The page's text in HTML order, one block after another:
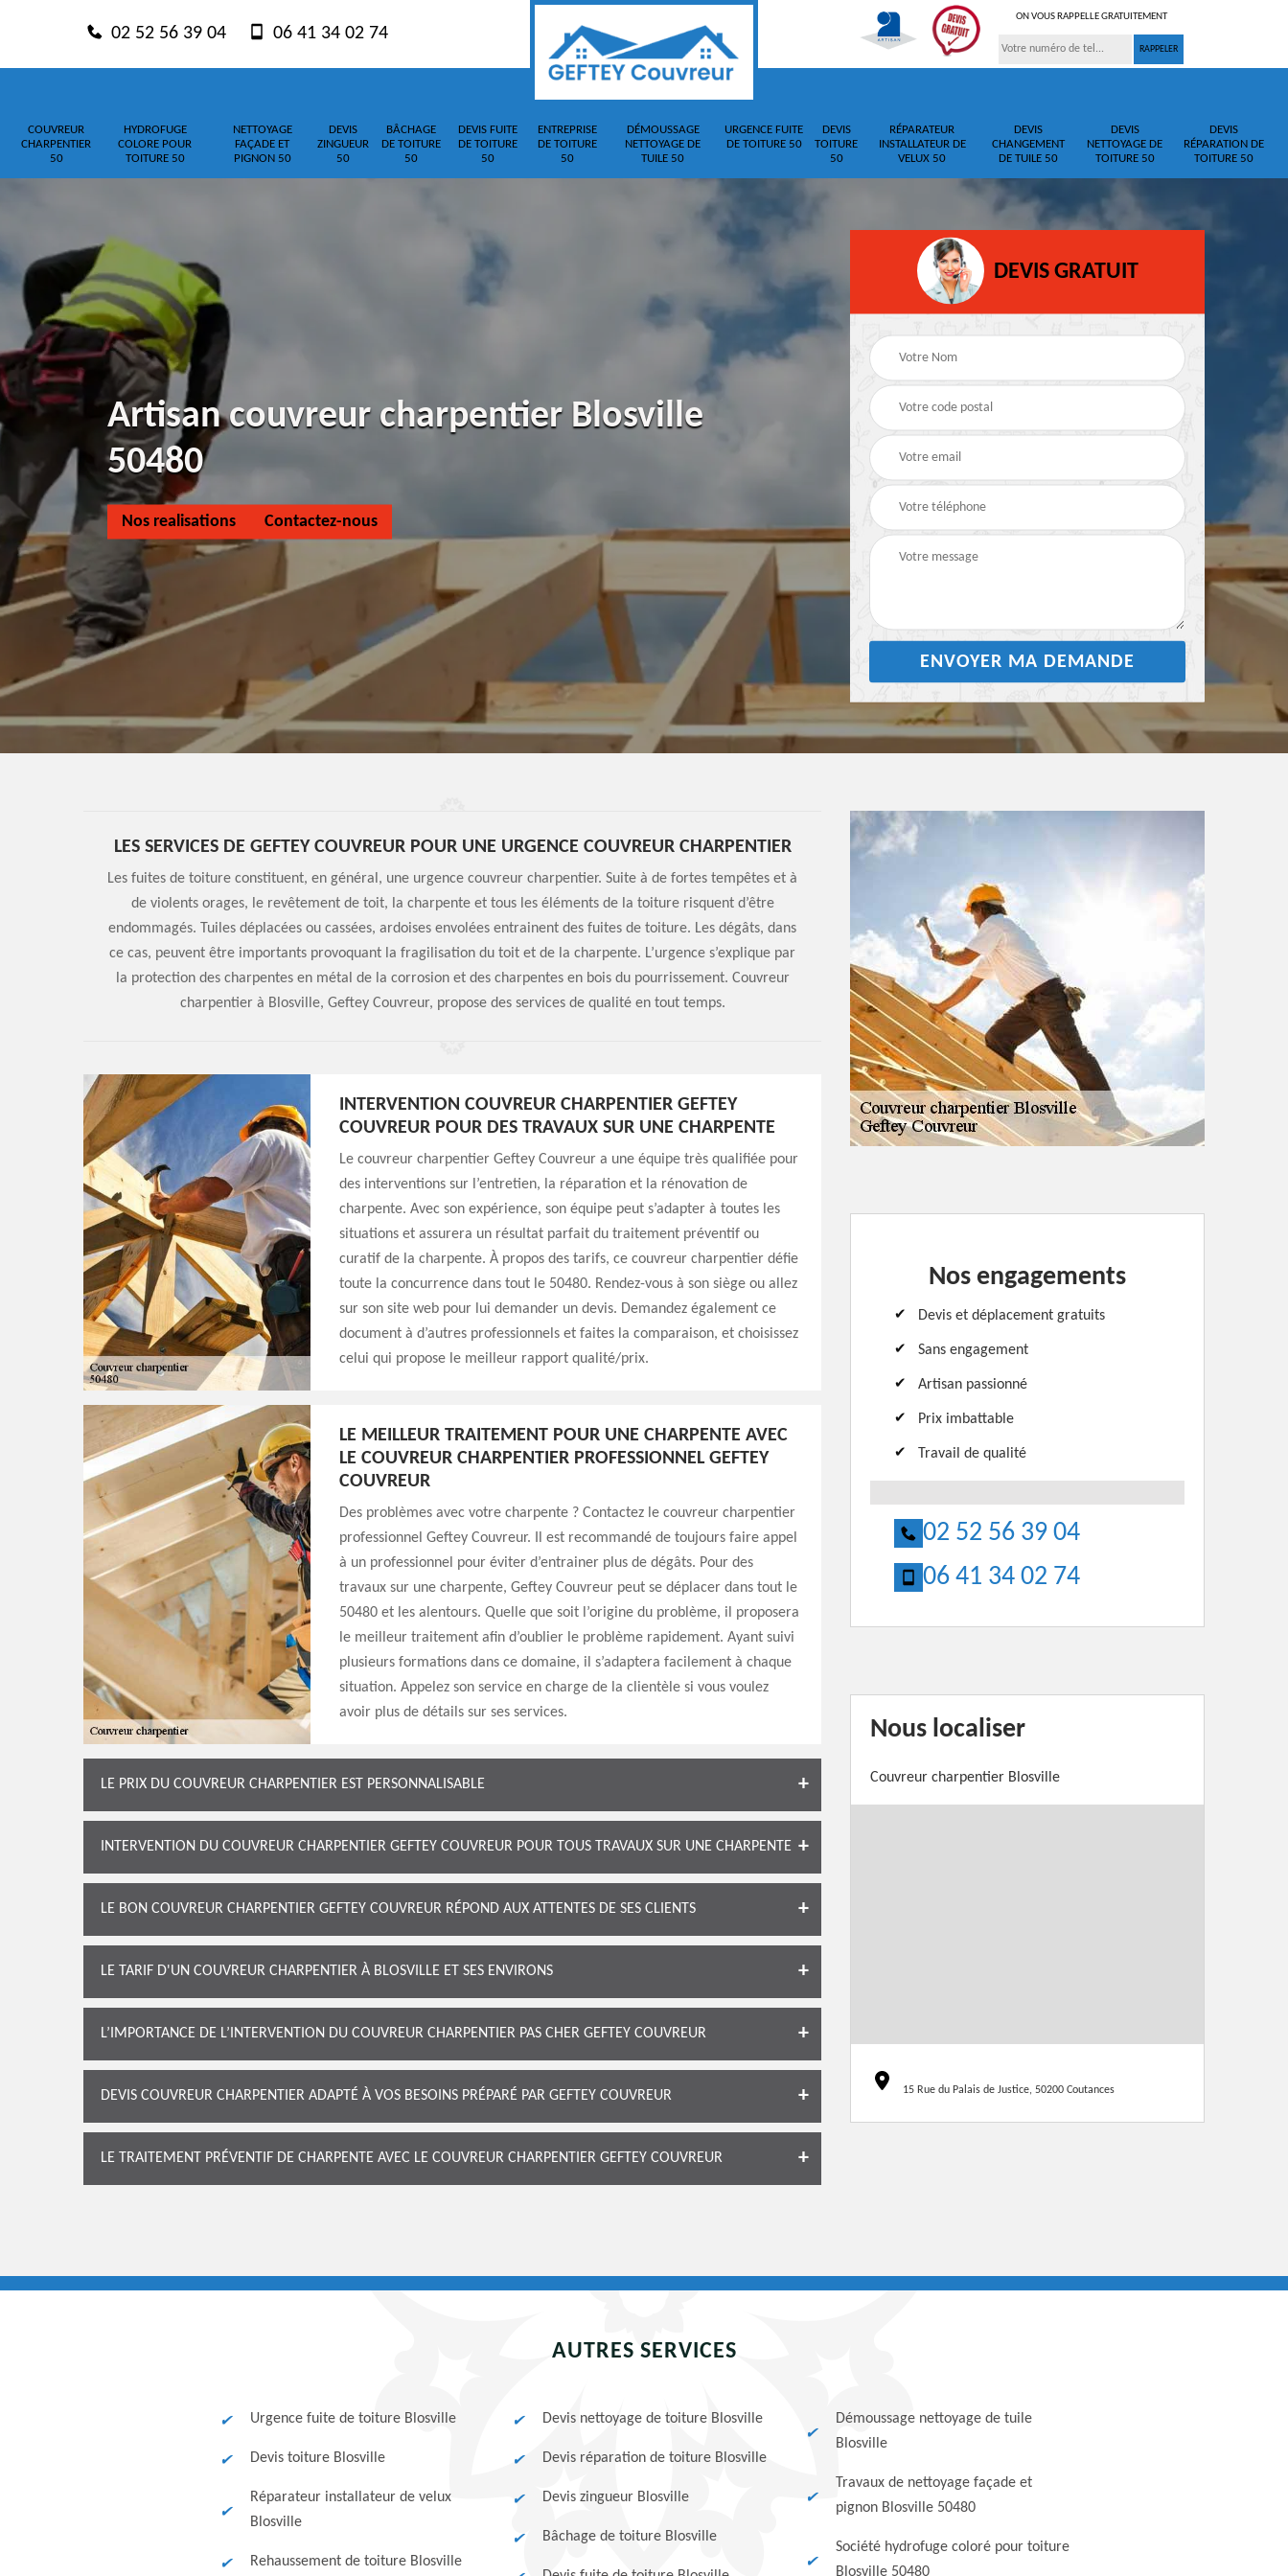
02 52 56 39 04 06 41 34 02 74
ON VOUS RAPPELLE GRATUITEMENT
COUVREUR
CHARPENTIER
50
HYDROFUGE
COLORE POUR
TOITURE 50
NETTOYAGE
FAÇADE ET
PIGNON 50
DEVIS
ZINGUEUR
50
BÂCHAGE
DE TOITURE
50
DEVIS FUITE
DE TOITURE
50
ENTREPRISE
DE TOITURE
50
DÉMOUSSAGE
NETTOYAGE DE
TUILE 50
URGENCE FUITE
DE TOITURE 50
DEVIS
TOITURE
50
RÉPARATEUR
INSTALLATEUR DE
VELUX 50
DEVIS
CHANGEMENT
DE TUILE 50
DEVIS
NETTOYAGE DE
TOITURE 50
DEVIS
RÉPARATION DE
TOITURE 50
Artisan couvreur charpentier Blosville
50480
Nos realisations Contactez-nous
DEVIS GRATUIT
LES SERVICES DE GEFTEY COUVREUR POUR UNE URGENCE COUVREUR CHARPENTIER
Les fuites de toiture constituent, en général, une urgence couvreur charpentier. Suite à de fortes tempêtes et à
de violents orages, le revêtement de toit, la charpente et tous les éléments de la toiture risquent d’être
endommagés. Tuiles déplacées ou cassées, ardoises envolées entrainent des fuites de toiture. Les dégâts, dans
ce cas, peuvent être importants provoquant la fragilisation du toit et de la charpente. L’urgence s’explique par
la protection des charpentes en métal de la corrosion et des charpentes en bois du pourrissement. Couvreur
charpentier à Blosville, Geftey Couvreur, propose des services de qualité en tout temps.
INTERVENTION COUVREUR CHARPENTIER GEFTEY
COUVREUR POUR DES TRAVAUX SUR UNE CHARPENTE
Le couvreur charpentier Geftey Couvreur a une équipe très qualifiée pour
des interventions sur l’entretien, la réparation et la rénovation de
charpente. Avec son expérience, son équipe peut s’adapter à toutes les
situations et assurera un résultat parfait du traitement préventif ou
curatif de la charpente. À propos des tarifs, ce couvreur charpentier défie
toute la concurrence dans tout le 50480. Rendez-vous à son siège ou allez
sur son site web pour lui demander un devis. Demandez également ce
document à d’autres professionnels et faites la comparaison, et choisissez
celui qui propose le meilleur rapport qualité/prix.
LE MEILLEUR TRAITEMENT POUR UNE CHARPENTE AVEC
LE COUVREUR CHARPENTIER PROFESSIONNEL GEFTEY
COUVREUR
Des problèmes avec votre charpente ? Contactez le couvreur charpentier
professionnel Geftey Couvreur. Il est recommandé de toujours faire appel
à un professionnel pour éviter d’entrainer plus de dégâts. Pour des
travaux sur une charpente, Geftey Couvreur peut se déplacer dans tout le
50480 et les alentours. Quelle que soit l’origine du problème, il proposera
le meilleur traitement afin d’oublier le problème rapidement. Ayant suivi
plusieurs formations dans ce domaine, il s’adaptera facilement à chaque
situation. Appelez son service en charge de la clientèle si vous voulez
avoir plus de détails sur ses services.
LE PRIX DU COUVREUR CHARPENTIER EST PERSONNALISABLE
INTERVENTION DU COUVREUR CHARPENTIER GEFTEY COUVREUR POUR TOUS TRAVAUX SUR UNE CHARPENTE
LE BON COUVREUR CHARPENTIER GEFTEY COUVREUR RÉPOND AUX ATTENTES DE SES CLIENTS
LE TARIF D'UN COUVREUR CHARPENTIER À BLOSVILLE ET SES ENVIRONS
L’IMPORTANCE DE L’INTERVENTION DU COUVREUR CHARPENTIER PAS CHER GEFTEY COUVREUR
DEVIS COUVREUR CHARPENTIER ADAPTÉ À VOS BESOINS PRÉPARÉ PAR GEFTEY COUVREUR
LE TRAITEMENT PRÉVENTIF DE CHARPENTE AVEC LE COUVREUR CHARPENTIER GEFTEY COUVREUR
Nos engagements
Devis et déplacement gratuits
Sans engagement
Artisan passionné
Prix imbattable
Travail de qualité
02 52 56 39 04
06 41 34 02 74
Nous localiser
Couvreur charpentier Blosville
15 Rue du Palais de Justice, 50200 Coutances
AUTRES SERVICES
Urgence fuite de toiture Blosville
Devis toiture Blosville
Réparateur installateur de velux
Blosville
Rehaussement de toiture Blosville
Devis nettoyage de toiture Blosville
Devis réparation de toiture Blosville
Devis zingueur Blosville
Bâchage de toiture Blosville
Démoussage nettoyage de tuile
Blosville
Travaux de nettoyage façade et
pignon Blosville 50480
Société hydrofuge coloré pour toiture
Blosville 50480